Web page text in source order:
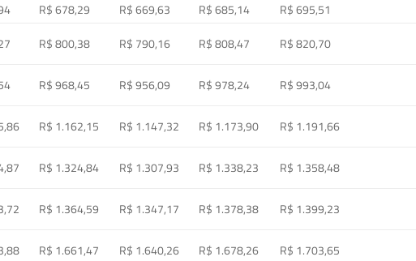
R$ 678,29 R$ 669,63 R$ 685,14 R$ 695,51
R$ 800,38 R$ 790,16 R$ 808,47 R$ 820,70
R$ 968,45 R$ 956,09 R$ 978,24 R$ 993,04
R$ 1.162,15 R$ 1.147,32 R$ 1.173,90 R$ 1.191,66
R$ 1.324,84 R$ 1.307,93 R$ 1.338,23 R$ 1.358,48
R$ 1.364,59 R$ 1.347,17 R$ 1.378,38 R$ 1.399,23
R$ 1.661,47 R$ 1.640,26 R$ 1.678,26 R$ 1.703,65